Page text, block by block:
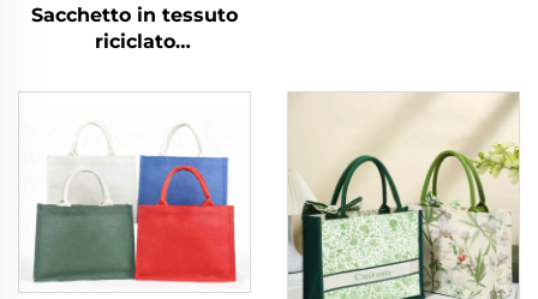
Sacchetto in tessuto
riciclato
qualità in mussola con
coulisse, confezione in
tela di cotone con logo
personalizzato
immagazzinaggio e